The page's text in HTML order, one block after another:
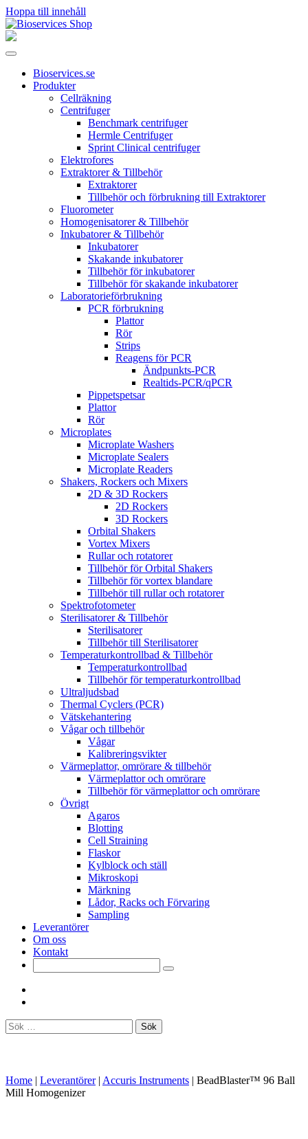
Hoppa till innehåll
Huvudnavigering
Bioservices.se
Produkter
Cellräkning
Centrifuger
Benchmark centrifuger
Hermle Centrifuger
Sprint Clinical centrifuger
Elektrofores
Extraktorer & Tillbehör
Extraktorer
Tillbehör och förbrukning till Extraktorer
Fluorometer
Homogenisatorer & Tillbehör
Inkubatorer & Tillbehör
Inkubatorer
Skakande inkubatorer
Tillbehör för inkubatorer
Tillbehör för skakande inkubatorer
Laboratorieförbrukning
PCR förbrukning
Plattor
Rör
Strips
Reagens för PCR
Ändpunkts-PCR
Realtids-PCR/qPCR
Pippetspetsar
Plattor
Rör
Microplates
Microplate Washers
Microplate Sealers
Microplate Readers
Shakers, Rockers och Mixers
2D & 3D Rockers
2D Rockers
3D Rockers
Orbital Shakers
Vortex Mixers
Rullar och rotatorer
Tillbehör för Orbital Shakers
Tillbehör för vortex blandare
Tillbehör till rullar och rotatorer
Spektrofotometer
Sterilisatorer & Tillbehör
Sterilisatorer
Tillbehör till Sterilisatorer
Temperaturkontrollbad & Tillbehör
Temperaturkontrollbad
Tillbehör för temperaturkontrollbad
Ultraljudsbad
Thermal Cyclers (PCR)
Vätskehantering
Vågar och tillbehör
Vågar
Kalibreringsvikter
Värmeplattor, omrörare & tillbehör
Värmeplattor och omrörare
Tillbehör för värmeplattor och omrörare
Övrigt
Agaros
Blotting
Cell Straining
Flaskor
Kylblock och ställ
Mikroskopi
Märkning
Lådor, Racks och Förvaring
Sampling
Leverantörer
Om oss
Kontakt
Sök
efter:
Home | Leverantörer | Accuris Instruments | BeadBlaster™ 96 Ball
Mill Homogenizer